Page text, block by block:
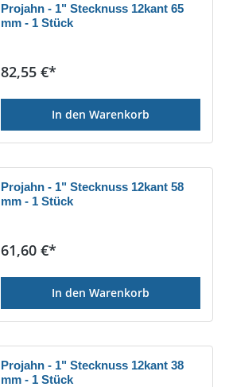
Projahn - 1" Stecknuss 12kant 65
mm - 1 Stück
Regulärer Preis:
82,55 €*
In den Warenkorb
Projahn - 1" Stecknuss 12kant 58
mm - 1 Stück
Regulärer Preis:
61,60 €*
In den Warenkorb
Projahn - 1" Stecknuss 12kant 38
mm - 1 Stück